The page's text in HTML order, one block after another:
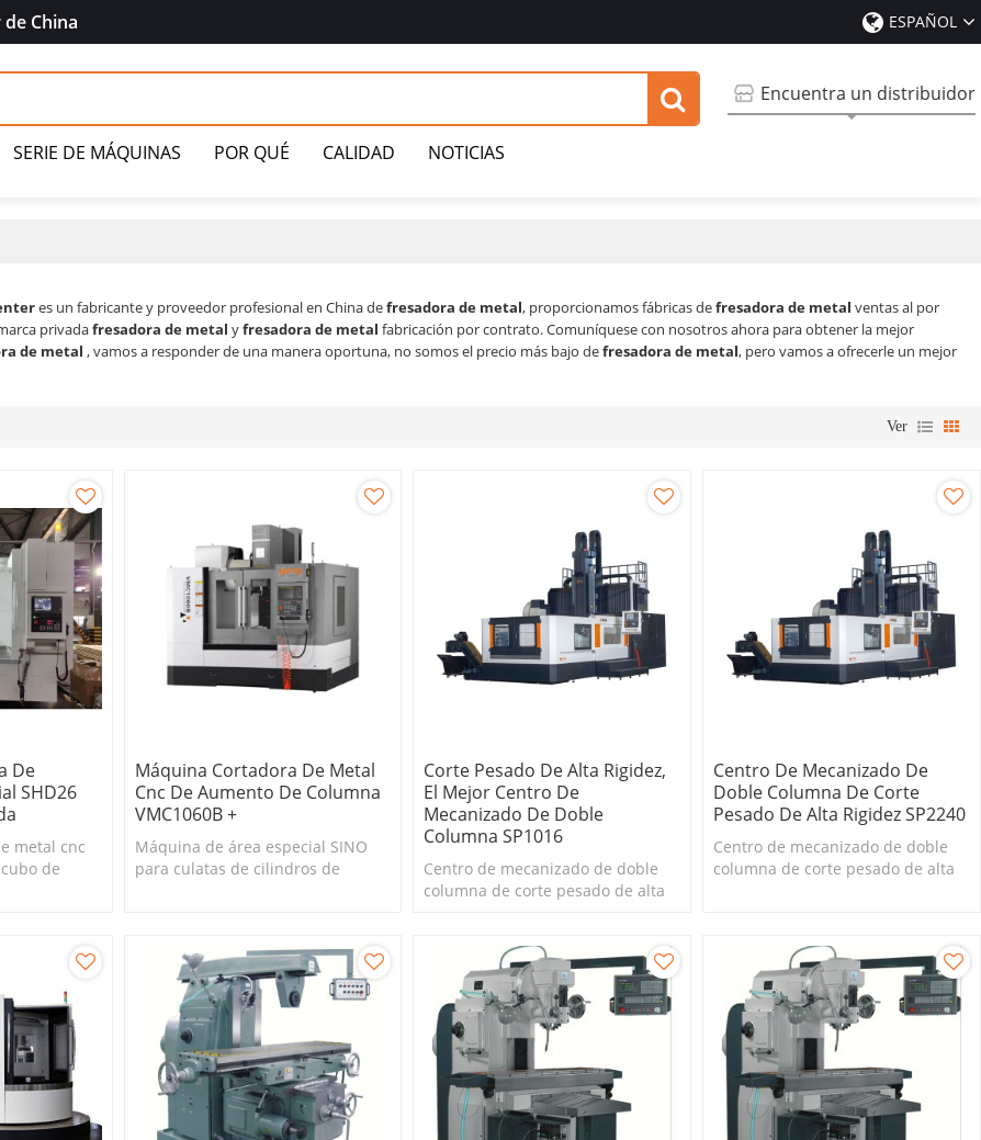
China ESPAÑOL
SERIE DE MÁQUINAS POR QUÉ CALIDAD
NOTICIAS
Encuentra un distribuidor
es un fabricante y proveedor profesional en China defresadora de metal, proporcionamos fábricas defresadora de metal ventas al por
privadafresadora de metal yfresadora de metal fabricación por contrato. Comuníquese con nosotros ahora para obtener la mejor
de metal , vamos a responder de una manera oportuna, no somos el precio más bajo defresadora de metal, pero vamos a ofrecerle un mejor
Ver
De
SHD26
metal cnc
de
Máquina Cortadora De Metal
Cnc De Aumento De Columna
VMC1060B +
Máquina de área especial SINO
para culatas de cilindros de
Corte Pesado De Alta Rigidez,
El Mejor Centro De
Mecanizado De Doble
Columna SP1016
Centro de mecanizado de doble
columna de corte pesado de alta
Centro De Mecanizado De
Doble Columna De Corte
Pesado De Alta Rigidez SP2240
Centro de mecanizado de doble
columna de corte pesado de alta